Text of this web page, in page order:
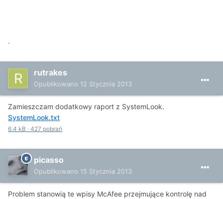
.
rutrakes
Opublikowano 12 Stycznia 2013
Zamieszczam dodatkowy raport z SystemLook.
SystemLook.txt
6.4 kB · 427 pobrań
picasso
Opublikowano 15 Stycznia 2013
Problem stanowią te wpisy McAfee przejmujące kontrolę nad